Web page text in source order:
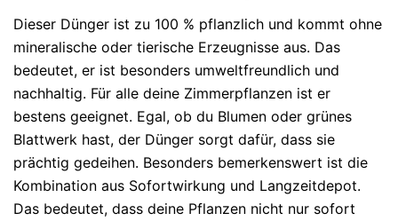
Dieser Dünger ist zu 100 % pflanzlich und kommt ohne
mineralische oder tierische Erzeugnisse aus. Das
bedeutet, er ist besonders umweltfreundlich und
nachhaltig. Für alle deine Zimmerpflanzen ist er
bestens geeignet. Egal, ob du Blumen oder grünes
Blattwerk hast, der Dünger sorgt dafür, dass sie
prächtig gedeihen. Besonders bemerkenswert ist die
Kombination aus Sofortwirkung und Langzeitdepot.
Das bedeutet, dass deine Pflanzen nicht nur sofort